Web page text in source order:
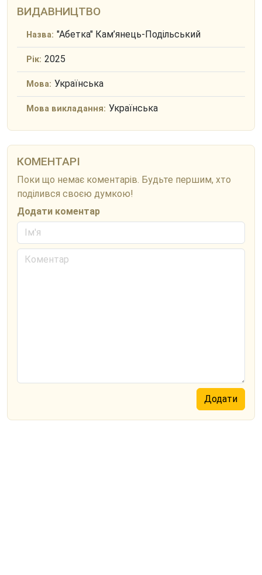
ВИДАВНИЦТВО
Назва: "Абетка" Кам’янець-Подільський
Рік: 2025
Мова: Українська
Мова викладання: Українська
КОМЕНТАРІ
Поки що немає коментарів. Будьте першим, хто
поділився своєю думкою!
Додати коментар